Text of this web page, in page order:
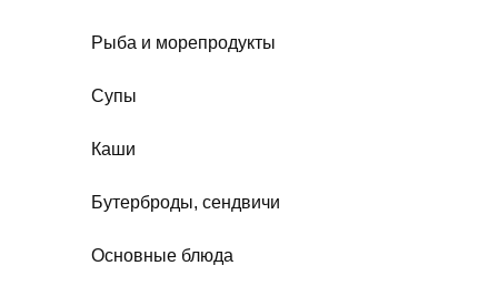
Рыба и морепродукты
Супы
Каши
Бутерброды, сендвичи
Основные блюда